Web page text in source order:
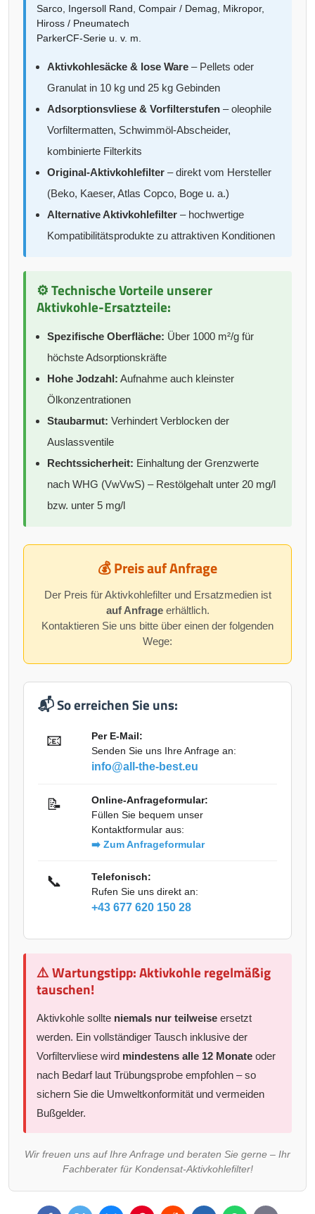
Sarco, Ingersoll Rand, Compair / Demag, Mikropor,
Hiross / Pneumatech
ParkerCF-Serie u. v. m.
Aktivkohlesäcke & lose Ware – Pellets oder
Granulat in 10 kg und 25 kg Gebinden
Adsorptionsvliese & Vorfilterstufen – oleophile
Vorfiltermatten, Schwimmöl-Abscheider,
kombinierte Filterkits
Original-Aktivkohlefilter – direkt vom Hersteller
(Beko, Kaeser, Atlas Copco, Boge u. a.)
Alternative Aktivkohlefilter – hochwertige
Kompatibilitätsprodukte zu attraktiven Konditionen
⚙️ Technische Vorteile unserer
Aktivkohle-Ersatzteile:
Spezifische Oberfläche: Über 1000 m²/g für
höchste Adsorptionskräfte
Hohe Jodzahl: Aufnahme auch kleinster
Ölkonzentrationen
Staubarmut: Verhindert Verblocken der
Auslassventile
Rechtssicherheit: Einhaltung der Grenzwerte
nach WHG (VwVwS) – Restölgehalt unter 20 mg/l
bzw. unter 5 mg/l
💰 Preis auf Anfrage
Der Preis für Aktivkohlefilter und Ersatzmedien ist
auf Anfrageerhältlich.
Kontaktieren Sie uns bitte über einen der folgenden
Wege:
📬 So erreichen Sie uns:
📧
Per E-Mail:
Senden Sie uns Ihre Anfrage an:
info@all-the-best.eu
📝
Online-Anfrageformular:
Füllen Sie bequem unser
Kontaktformular aus:
➡️ Zum Anfrageformular
📞
Telefonisch:
Rufen Sie uns direkt an:
+43 677 620 150 28
⚠️ Wartungstipp: Aktivkohle regelmäßig
tauschen!
Aktivkohle sollte niemals nur teilweise ersetzt
werden. Ein vollständiger Tausch inklusive der
Vorfiltervliese wird mindestens alle 12 Monate oder
nach Bedarf laut Trübungsprobe empfohlen – so
sichern Sie die Umweltkonformität und vermeiden
Bußgelder.
Wir freuen uns auf Ihre Anfrage und beraten Sie gerne – Ihr
Fachberater für Kondensat-Aktivkohlefilter!